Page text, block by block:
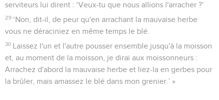
serviteurs lui dirent : ‘Veux-tu que nous allions l'arracher ?’
29 ‘Non, dit-il, de peur qu'en arrachant la mauvaise herbe
vous ne déraciniez en même temps le blé.
30 Laissez l'un et l'autre pousser ensemble jusqu'à la moisson
et, au moment de la moisson, je dirai aux moissonneurs :
Arrachez d'abord la mauvaise herbe et liez-la en gerbes pour
la brûler, mais amassez le blé dans mon grenier.’ »